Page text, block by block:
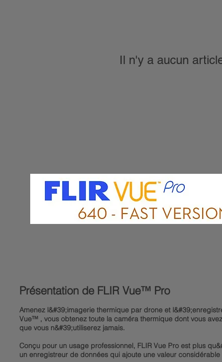
Il n'y a aucun
Présentation de FLIR Vue™ Pro
Amenez l&#39;imagerie thermique par drone et
Vue™ , vous obtenez toute la caméra thermique dont vous
que vous n&#39;utiliserez jamais.
Conçu pour un usage professionnel, FLIR Vue Pro est plus
un enregistreur de données qui ajoute une valeur